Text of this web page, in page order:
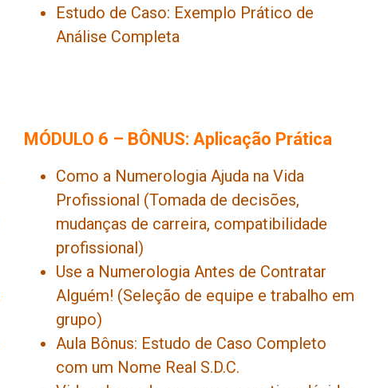
Estudo de Caso: Exemplo Prático de
Análise Completa
MÓDULO 6 – BÔNUS: Aplicação Prática
Como a Numerologia Ajuda na Vida
Profissional (Tomada de decisões,
mudanças de carreira, compatibilidade
profissional)
Use a Numerologia Antes de Contratar
Alguém! (Seleção de equipe e trabalho em
grupo)
Aula Bônus: Estudo de Caso Completo
com um Nome Real S.D.C.